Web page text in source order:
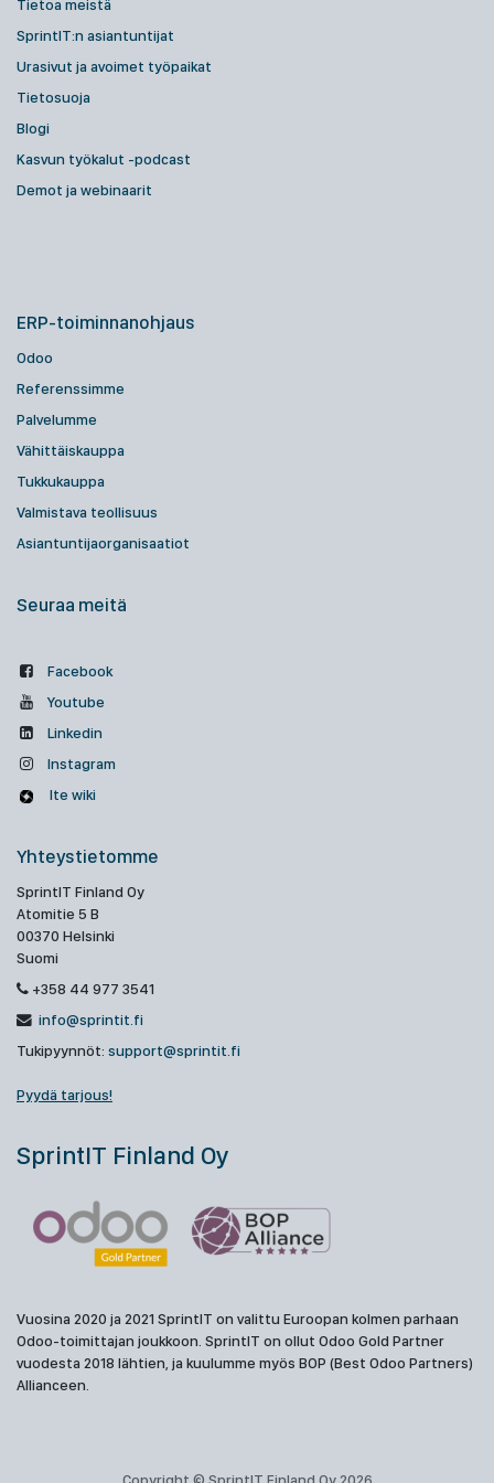
Tietoa meistä
SprintIT:n asiantuntijat
Urasivut ja avoimet työpaikat
Tietosuoja
Blogi
Kasvun työkalut -podcast
Demot ja webinaarit
ERP-toiminnanohjaus
Odoo
Referenssimme
Palvelumme
Vähittäiskauppa
Tukkukauppa
Valmistava teollisuus
Asiantuntijaorganisaatiot
Seuraa meitä
Facebook
Youtube
Linkedin
Instagram
Ite wiki
Yhteystietomme
SprintIT Finland Oy
Atomitie 5 B
00370 Helsinki
Suomi
+358 44 977 3541
info@sprintit.fi
Tukipyynnöt: support@sprintit.fi
Pyydä tarjous!
SprintIT Finland Oy
Vuosina 2020 ja 2021 SprintIT on valittu Euroopan kolmen parhaan
Odoo-toimittajan joukkoon. SprintIT on ollut Odoo Gold Partner
vuodesta 2018 lähtien, ja kuulumme myös BOP (Best Odoo Partners)
Allianceen.
Copyright © SprintIT Finland Oy 2026